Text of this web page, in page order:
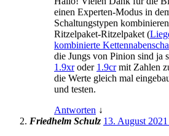
einen Experten-Modus in
Schaltungstypen
Ritzelpaket-Ritzelpaket (
kombinierte
die Jungs von Pinion sind ja
1.9xroder 1.9crmit Zahlen
die Werte gleich mal
und testen.
Antworten ↓
Friedhelm Schulz 13. August